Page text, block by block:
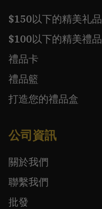
$150以下的精美礼品
$100以下的精美禮品
禮品卡
禮品籃
打造您的禮品盒
公司資訊
關於我們
聯繫我們
批發